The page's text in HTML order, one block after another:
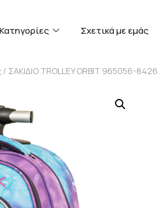
Κατηγορίες Σχετικά με εμάς
/ ΣΑΚΙΔΙΟ TROLLEY ORBIT 965056-8426